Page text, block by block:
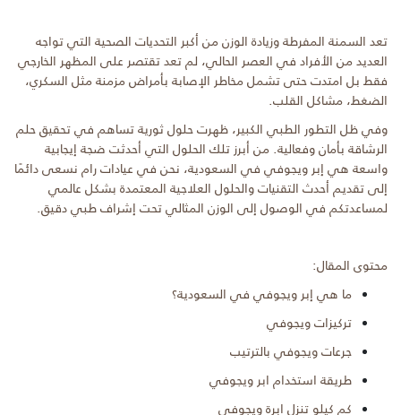
تعد السمنة المفرطة وزيادة الوزن من أكبر التحديات الصحية التي تواجه
العديد من الأفراد في العصر الحالي، لم تعد تقتصر على المظهر الخارجي
فقط بل امتدت حتى تشمل مخاطر الإصابة بأمراض مزمنة مثل السكري،
الضغط، مشاكل القلب.
وفي ظل التطور الطبي الكبير، ظهرت حلول ثورية تساهم في تحقيق حلم
الرشاقة بأمان وفعالية. من أبرز تلك الحلول التي أحدثت ضجة إيجابية
واسعة هي إبر ويجوفي في السعودية، نحن في عيادات رام نسعى دائمًا
إلى تقديم أحدث التقنيات والحلول العلاجية المعتمدة بشكل عالمي
لمساعدتكم في الوصول إلى الوزن المثالي تحت إشراف طبي دقيق.
محتوى المقال:
ما هي إبر ويجوفي في السعودية؟
تركيزات ويجوفي
جرعات ويجوفي بالترتيب
طريقة استخدام ابر ويجوفي
كم كيلو تنزل ابرة ويجوفي